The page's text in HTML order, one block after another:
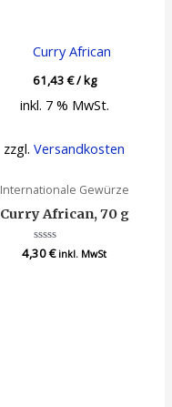
61,43€/kg
inkl. 7 % MwSt.
zzgl.Versandkosten
Internationale Gewürze
Curry African, 70 g
Bewertet
mit
4,30€ inkl. MwSt